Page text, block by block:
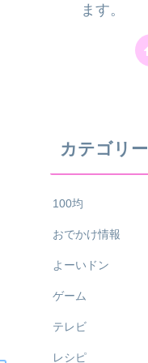
ます。
カテゴリー
100均
おでかけ情報
よーいドン
ゲーム
テレビ
レシピ